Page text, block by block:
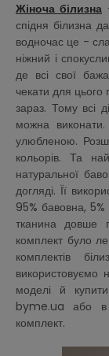
Жіноча білизна
спідня білизна
водночас це -
ніжний і
де всі свої
чекати для
зараз. Тому всі
можна
улюбленою.
кольорів. Та
натуральної
догляді. Її
95% бавовна,
тканина довше
комплект було
комплектів
використовуємо
моделі й
byme.ua або
комплект.